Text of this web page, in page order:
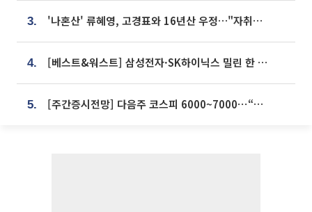
3. '나혼산' 류혜영, 고경표와 16년산 우정…"자취방서 부모님과 마주쳐"
4. [베스트&워스트] 삼성전자·SK하이닉스 밀린 한 주…상상인증권은 85% 급등
5. [주간증시전망] 다음주 코스피 6000~7000⋯“外人 수급은 정책이 변수”